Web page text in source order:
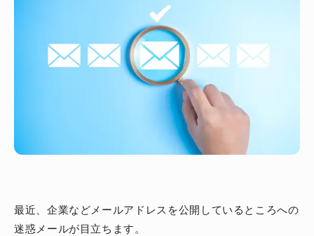
最近、企業などメールアドレスを公開しているところへの
迷惑メールが目立ちます。